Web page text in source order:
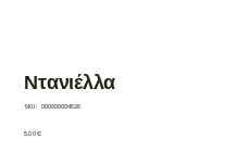
Ντανιέλλα
SKU: SKU
000600004528
Τιμή
5,00 €